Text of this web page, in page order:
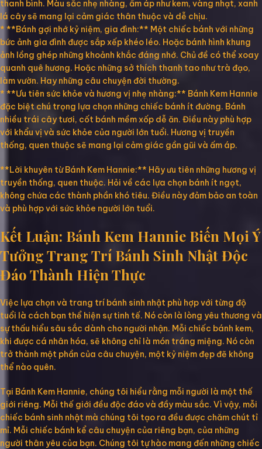
thanh bình. Màu sắc nhẹ nhàng, ấm áp như kem, vàng nhạt, xanh
lá cây sẽ mang lại cảm giác thân thuộc và dễ chịu.
* **Bánh gợi nhớ kỷ niệm, gia đình:** Một chiếc bánh với những
bức ảnh gia đình được sắp xếp khéo léo. Hoặc bánh hình khung
ảnh lồng ghép những khoảnh khắc đáng nhớ. Chủ đề có thể xoay
quanh quê hương. Hoặc những sở thích thanh tao như trà đạo,
làm vườn. Hay những câu chuyện đời thường.
* **Ưu tiên sức khỏe và hương vị nhẹ nhàng:** Bánh Kem Hannie
đặc biệt chú trọng lựa chọn những chiếc bánh ít đường. Bánh
nhiều trái cây tươi, cốt bánh mềm xốp dễ ăn. Điều này phù hợp
với khẩu vị và sức khỏe của người lớn tuổi. Hương vị truyền
thống, quen thuộc sẽ mang lại cảm giác gần gũi và ấm áp.
**Lời khuyên từ Bánh Kem Hannie:** Hãy ưu tiên những hương vị
truyền thống, quen thuộc. Hỏi về các lựa chọn bánh ít ngọt,
không chứa các thành phần khó tiêu. Điều này đảm bảo an toàn
và phù hợp với sức khỏe người lớn tuổi.
Kết Luận: Bánh Kem Hannie Biến Mọi Ý
Tưởng Trang Trí Bánh Sinh Nhật Độc
Đáo Thành Hiện Thực
Việc lựa chọn và trang trí bánh sinh nhật phù hợp với từng độ
tuổi là cách bạn thể hiện sự tinh tế. Nó còn là lòng yêu thương và
sự thấu hiểu sâu sắc dành cho người nhận. Mỗi chiếc bánh kem,
khi được cá nhân hóa, sẽ không chỉ là món tráng miệng. Nó còn
trở thành một phần của câu chuyện, một kỷ niệm đẹp đẽ không
thể nào quên.
Tại Bánh Kem Hannie, chúng tôi hiểu rằng mỗi người là một thế
giới riêng. Mỗi thế giới đều độc đáo và đầy màu sắc. Vì vậy, mỗi
chiếc bánh sinh nhật mà chúng tôi tạo ra đều được chăm chút tỉ
mỉ. Mỗi chiếc bánh kể câu chuyện của riêng bạn, của những
người thân yêu của bạn. Chúng tôi tự hào mang đến những chiếc